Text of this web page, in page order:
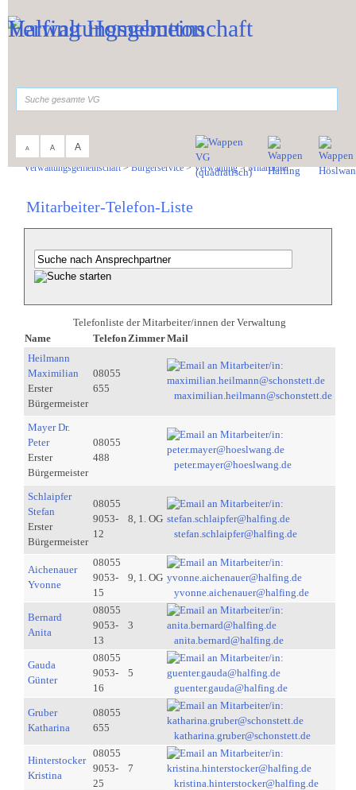
A A A
Verwaltungsgemeinschaft>Bürgerservice>Verwaltung>Mitarbeiter
Mitarbeiter-Telefon-Liste
Telefonliste der Mitarbeiter/innen der Verwaltung
Name
Telefon ZimmerMail
Heilmann
Maximilian
Erster
Bürgermeister
08055
655
maximilian.heilmann@schonstett.de
Mayer Dr.
Peter
Erster
Bürgermeister
08055
488
peter.mayer@hoeslwang.de
Schlaipfer
Stefan
Erster
Bürgermeister
08055
9053-
12
8, 1. OG
stefan.schlaipfer@halfing.de
Aichenauer
Yvonne
08055
9053-
15
9, 1. OG
yvonne.aichenauer@halfing.de
Bernard
Anita
08055
9053-
13
3
anita.bernard@halfing.de
Gauda
Günter
08055
9053-
16
5
guenter.gauda@halfing.de
Gruber
Katharina
08055
655
katharina.gruber@schonstett.de
Hinterstocker
Kristina
08055
9053-
25
7
kristina.hinterstocker@halfing.de